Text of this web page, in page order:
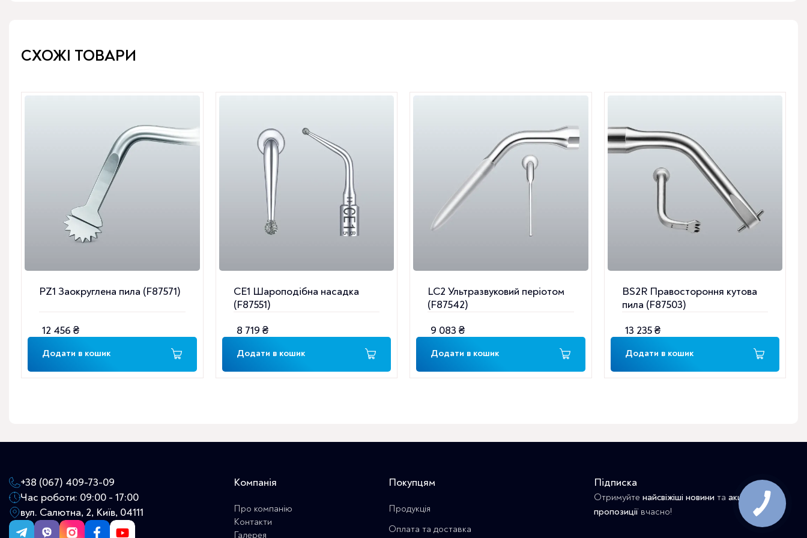
СХОЖІ ТОВАРИ
PZ1 Заокруглена пила (F87571)
12 456 ₴
Додати в кошик
CE1 Шароподібна насадка
(F87551)
8 719 ₴
Додати в кошик
LC2 Ультразвуковий періотом
(F87542)
9 083 ₴
Додати в кошик
BS2R Правостороння кутова
пила (F87503)
13 235₴
Додати в кошик
+38 (067) 409-73-09
Час роботи: 09:00 - 17:00
вул. Салютна, 2, Київ, 04111
Компанія
Про компанію
Контакти
Галерея
Покупцям
Продукція
Оплата та доставка
Підписка
Отримуйте найсвіжіші новини та акційні
пропозиції вчасно!